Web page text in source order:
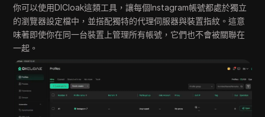
你可以使用DICloak這類工具，讓每個Instagram帳號都處於獨立
的瀏覽器設定檔中，並搭配獨特的代理伺服器與裝置指紋。這意
味著即使你在同一台裝置上管理所有帳號，它們也不會被關聯在
一起。